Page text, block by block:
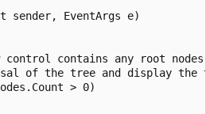
sender, EventArgs e)
control contains any root
of the tree and display the
> 0)